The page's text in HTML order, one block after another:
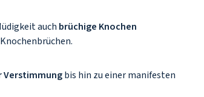
auch brüchige Knochen
Verstimmungbis hin zu einer manifesten